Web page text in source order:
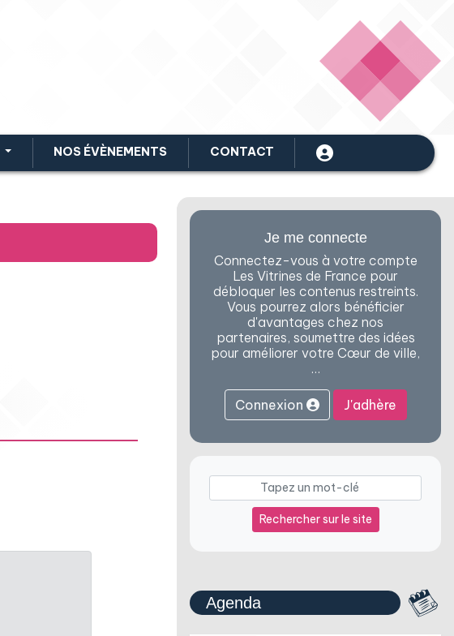
NOS ÉVÈNEMENTS CONTACT
Je me connecte
Connectez-vous à votre compte
Les Vitrines de France pour
débloquer les contenus restreints.
Vous pourrez alors bénéficier
d'avantages chez nos
partenaires, soumettre des idées
pour améliorer votre Cœur de ville,
…
Connexion J'adhère
Rechercher sur le site
Agenda